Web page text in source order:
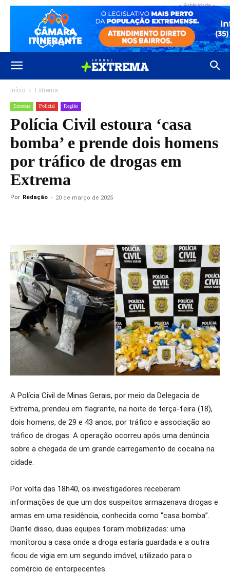
- Publicidade -
Início Extrema
Extrema Polícial Região
Polícia Civil estoura ‘casa
bomba’ e prende dois homens
por tráfico de drogas em
Extrema
Por Redação - 20 de março de 2025
A Polícia Civil de Minas Gerais, por meio da Delegacia de
Extrema, prendeu em flagrante, na noite de terça-feira (18),
dois homens, de 29 e 43 anos, por tráfico e associação ao
tráfico de drogas. A operação ocorreu após uma denúncia
sobre a chegada de um grande carregamento de cocaína na
cidade.
Por volta das 18h40, os investigadores receberam
informações de que um dos suspeitos armazenava drogas e
armas em uma residência, conhecida como “casa bomba”.
Diante disso, duas equipes foram mobilizadas: uma
monitorou a casa onde a droga estaria guardada e a outra
ficou de vigia em um segundo imóvel, utilizado para o
comércio de entorpecentes.